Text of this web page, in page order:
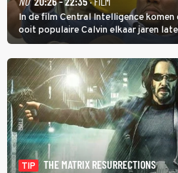
In de film Central Intelligence
ooit populaire Calvin elkaar jaren
inmiddels supergespierd en
goed kan gebruiken.
TIP
THE MATRIX RESURRECTIONS